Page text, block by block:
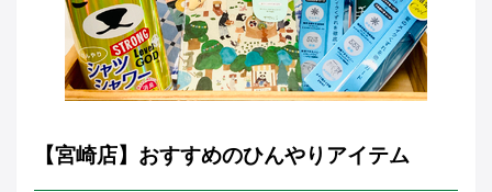
【宮崎店】おすすめのひんやりアイテム